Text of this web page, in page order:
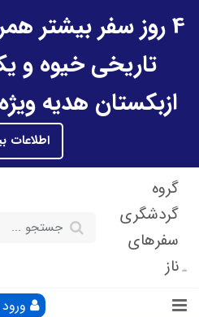
4 روز سفر بیشتر
تاریخی خیوه و
ازبکستان هدیه
اطلاعات
گروه
گردشگری
سفرهای
ناز